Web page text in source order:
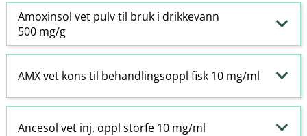
Amoxinsol vet pulv til bruk i drikkevann
500 mg/g
AMX vet kons til behandlingsoppl fisk 10 mg/ml
Ancesol vet inj, oppl storfe 10 mg/ml